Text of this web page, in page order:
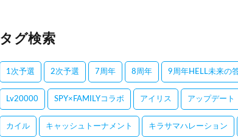
タグ検索
1次予選 2次予選 7周年 8周年 9周年HELL未来の
Lv20000 SPY×FAMILYコラボ アイリス アップデート
カイル キャッシュトーナメント キラサマハレーション